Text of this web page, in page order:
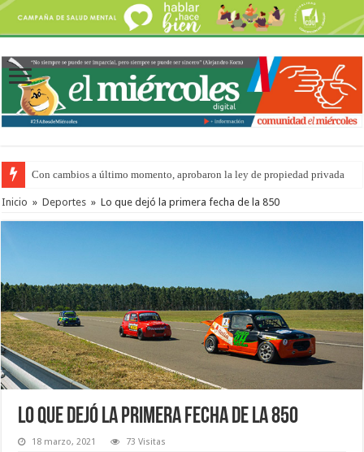
Con cambios a último momento, aprobaron la ley de propiedad privada
Inicio » Deportes » Lo que dejó la primera fecha de la 850
Lo que dejó la primera fecha de la 850
18 marzo, 2021 73 Visitas